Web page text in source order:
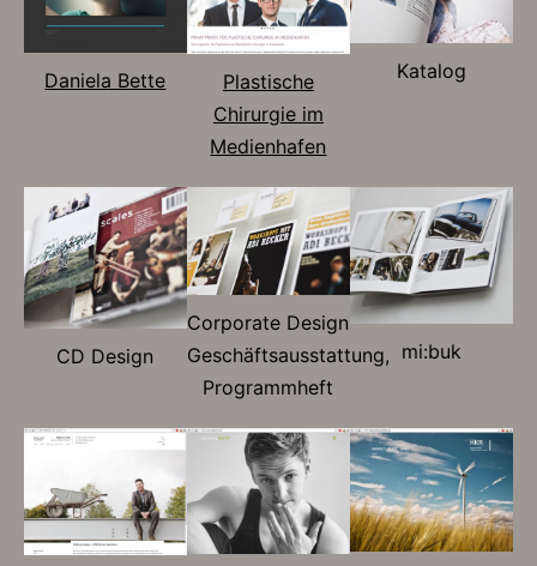
Daniela Bette
Plastische
Chirurgie im
Medienhafen
Katalog
CD Design
Corporate Design
Geschäftsausstattung,
Programmheft
mi:buk